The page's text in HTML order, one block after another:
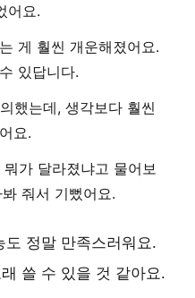
어요.
게 훨씬 개운해졌어요.
있답니다.
했는데, 생각보다 훨씬
요.
가 달라졌냐고 물어보
줘서 기뻤어요.
정말 만족스러워요.
쓸 수 있을 것 같아요.